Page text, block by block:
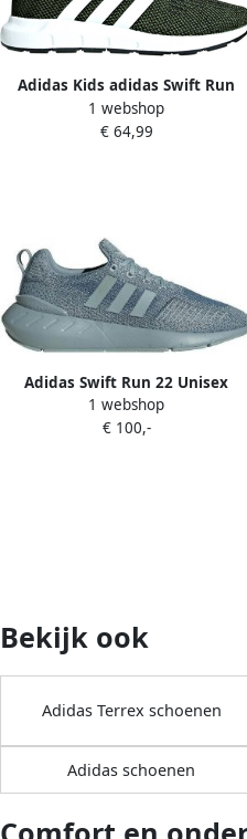
Adidas Kids adidas Swift Run
Kids Kinder Sneaker 28 Groen
1 webshop
€ 64,99
Adidas Swift Run 22 Unisex
Schoenen Grey Mesh Synthetisch
1 webshop
€ 100,-
Bekijk ook
Adidas Terrex schoenen
Adidas schoenen